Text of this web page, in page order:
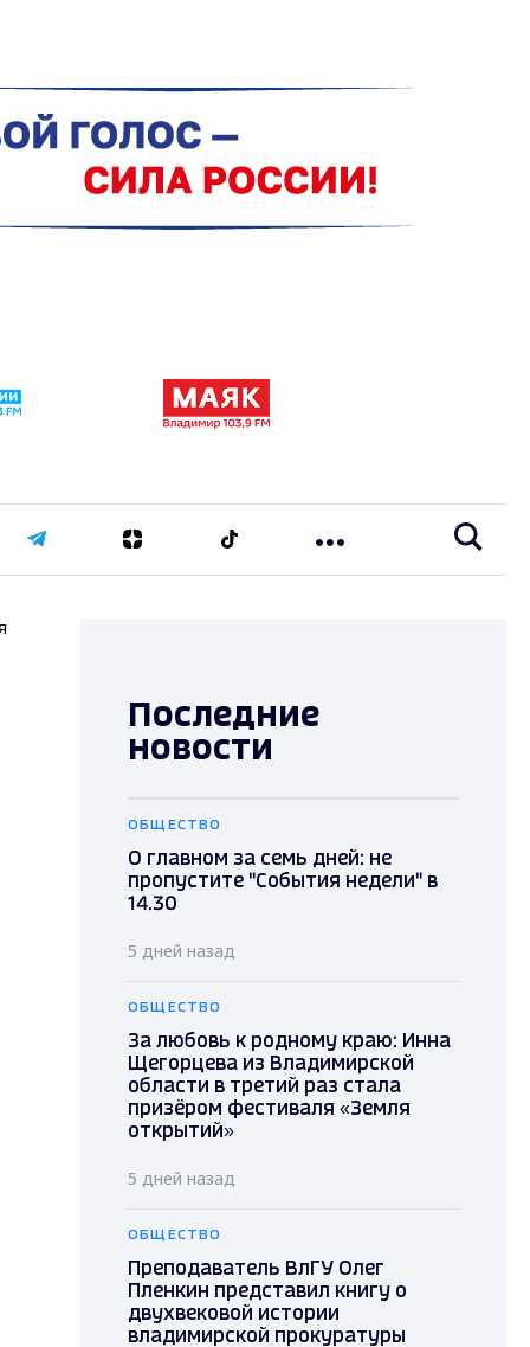
Последние
новости
ОБЩЕСТВО
О главном за семь дней: не
пропустите "События недели" в
14.30
5 дней назад
ОБЩЕСТВО
За любовь к родному краю: Инна
Щегорцева из Владимирской
области в третий раз стала
призёром фестиваля «Земля
открытий»
5 дней назад
ОБЩЕСТВО
Преподаватель ВлГУ Олег
Пленкин представил книгу о
двухвековой истории
владимирской прокуратуры